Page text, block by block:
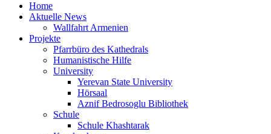
Home
Aktuelle News
Wallfahrt Armenien
Projekte
Pfarrbüro des Kathedrals
Humanistische Hilfe
University
Yerevan State University
Hörsaal
Aznif Bedrosoglu Bibliothek
Schule
Schule Khashtarak